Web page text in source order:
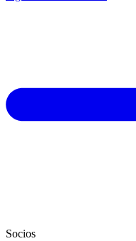
Socios